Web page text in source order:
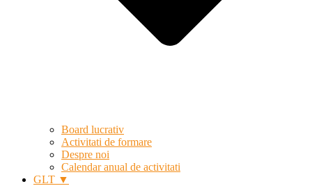
Board lucrativ
Activitati de formare
Despre noi
Calendar anual de activitati
GLT ▼